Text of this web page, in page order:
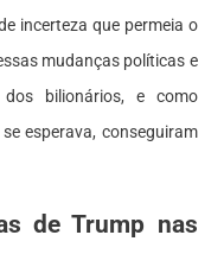
incerteza que permeia o
mudanças políticas e
bilionários, e como
esperava, conseguiram
de Trump nas